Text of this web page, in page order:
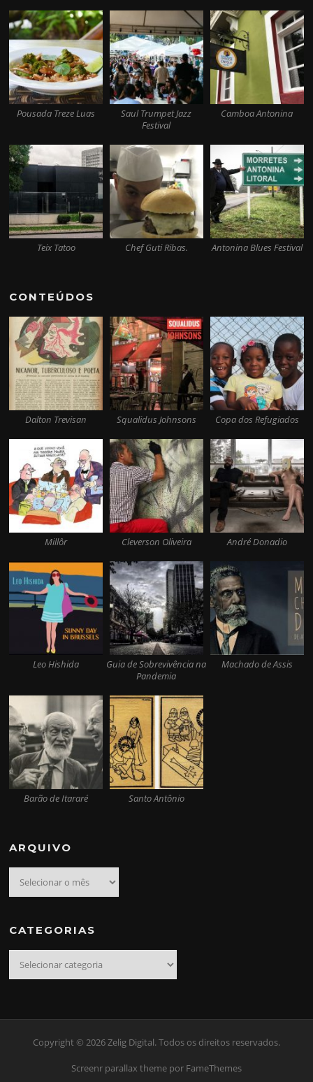
Pousada Treze Luas
Saul Trumpet Jazz
Festival
Camboa Antonina
Teix Tatoo Chef Guti Ribas. Antonina Blues Festival
CONTEÚDOS
Dalton Trevisan Squalidus Johnsons Copa dos Refugiados
Millôr Cleverson Oliveira André Donadio
Leo Hishida
Guia de Sobrevivência na
Pandemia
Machado de Assis
Barão de Itararé Santo Antônio
ARQUIVO
CATEGORIAS
Copyright © 2026 Zelig Digital. Todos os direitos reservados.
Screenr parallax theme por FameThemes